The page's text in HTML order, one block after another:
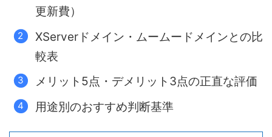
更新費）
XServerドメイン・ムームードメインとの比
較表
メリット5点・デメリット3点の正直な評価
用途別のおすすめ判断基準